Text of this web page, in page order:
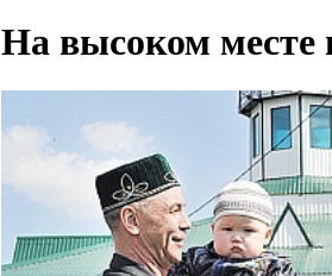
На высоком месте